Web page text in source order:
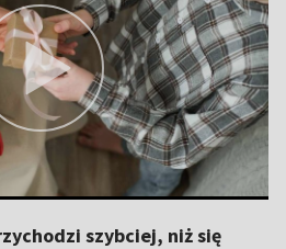
szybciej, niż się